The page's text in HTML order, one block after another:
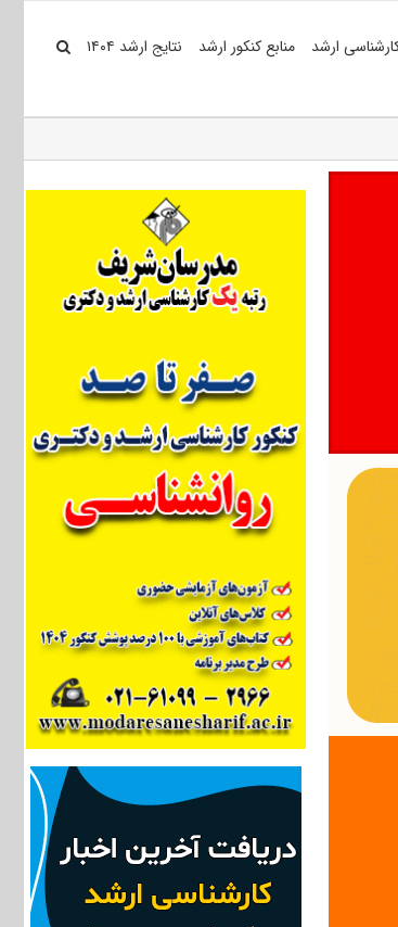
ارشد منابع کنکور ارشد نتایج ارشد ۱۴۰۴